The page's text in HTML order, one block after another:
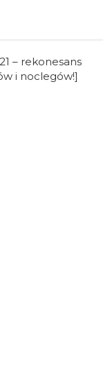
– rekonesans
i noclegów!]